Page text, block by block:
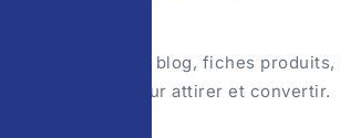
100+ articles de blog, fiches
infographies pour attirer et convertir.